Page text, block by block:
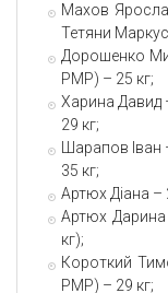
Махов
Тетяни
Дорошенко
РМР) – 25 кг;
Харина Давид
29 кг;
Шарапов
35 кг;
Артюх Діана
Артюх
кг);
Короткий
РМР) – 29 кг;